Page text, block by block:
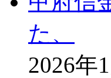
た、
2026年